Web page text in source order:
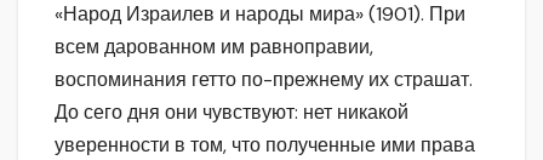
«Народ Израилев и народы мира» (1901). При
всем дарованном им равноправии,
воспоминания гетто по-прежнему их страшат.
До сего дня они чувствуют: нет никакой
уверенности в том, что полученные ими права